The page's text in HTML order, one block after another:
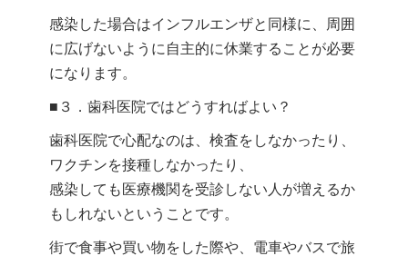
感染した場合はインフルエンザと同様に、周囲
に広げないように自主的に休業することが必要
になります。
■３．歯科医院ではどうすればよい？
歯科医院で心配なのは、検査をしなかったり、
ワクチンを接種しなかったり、
感染しても医療機関を受診しない人が増えるか
もしれないということです。
街で食事や買い物をした際や、電車やバスで旅